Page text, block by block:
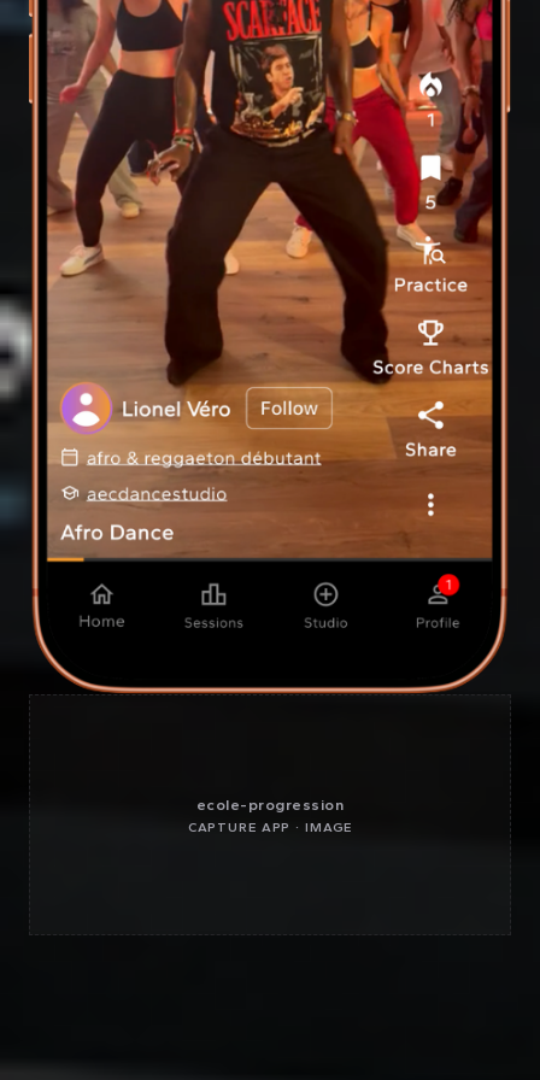
ecole-progression
CAPTURE APP · IMAGE